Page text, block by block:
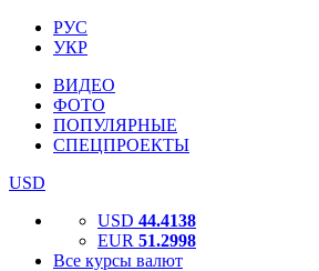
РУС
УКР
ВИДЕО
ФОТО
ПОПУЛЯРНЫЕ
СПЕЦПРОЕКТЫ
USD
USD 44.4138
EUR 51.2998
Все курсы валют